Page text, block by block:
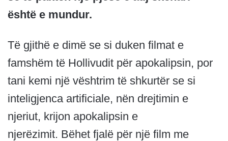
është e mundur.
Të gjithë e dimë se si duken filmat e
famshëm të Hollivudit për apokalipsin, por
tani kemi një vështrim të shkurtër se si
inteligjenca artificiale, nën drejtimin e
njeriut, krijon apokalipsin e
njerëzimit. Bëhet fjalë për një film me